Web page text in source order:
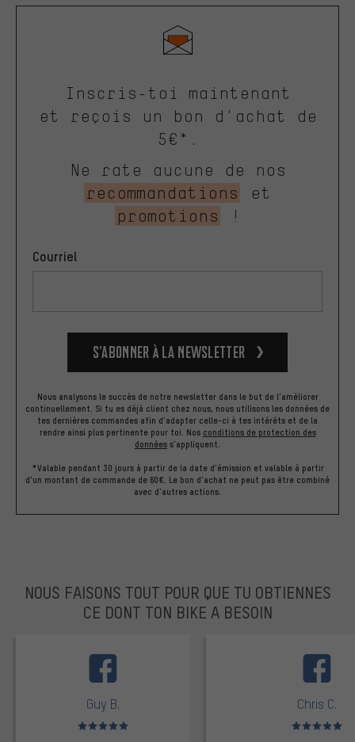
Inscris-toi maintenant
et reçois un bon d'achat de
5€*.
Ne rate aucune de nos
recommandations
et
promotions
!
Courriel
S’abonner à la newsletter
Nous analysons le succès de notre newsletter dans le but de l'améliorer
continuellement. Si tu es déjà client chez nous, nous utilisons les données de
tes dernières commandes afin d'adapter celle-ci à tes intérêts et de la
rendre ainsi plus pertinente pour toi. Nos conditions de protection des
données s'appliquent.
*Valable pendant 30 jours à partir de la date d'émission et valable à partir
d'un montant de commande de 60€. Le bon d'achat ne peut pas être combiné
avec d'autres actions.
NOUS FAISONS TOUT POUR QUE TU OBTIENNES
CE DONT TON BIKE A BESOIN
Guy B.
Note moyenne : 5 sur 5
Chris C.
Note moyenne :